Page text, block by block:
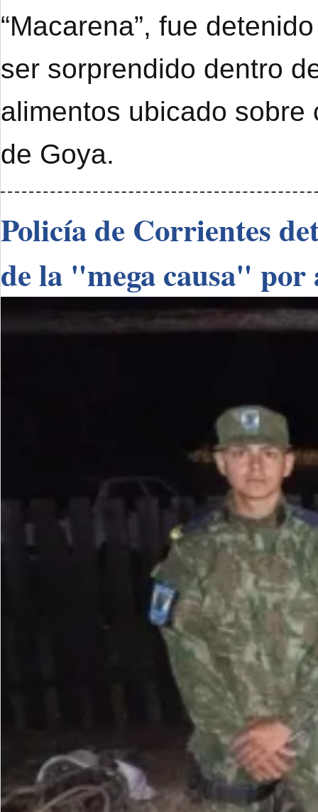
“Macarena”, fue
ser sorprendido dentro
alimentos ubicado
de Goya.
Policía de Corrientes
de la "mega causa" por